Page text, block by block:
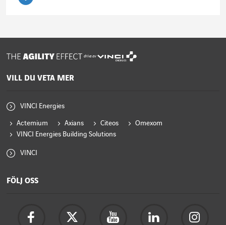
drivs av
VILL DU VETA MER
VINCI Energies
Actemium Axians Citeos
Omexom
VINCI Energies Building Solutions
VINCI
FÖLJ OSS